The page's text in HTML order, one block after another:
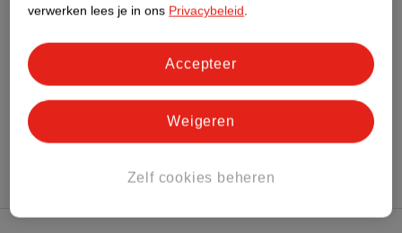
Bekijk ook
MeerWeCare Alle Maaltijdvervangers
Hoe controleren wij de reviews?
verwerken lees je in ons Privacybeleid.
Zelf cookies beheren
Weigeren
Accepteer